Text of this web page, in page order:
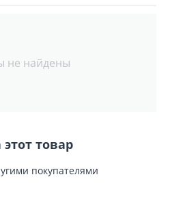
не найдены
товар
покупателями